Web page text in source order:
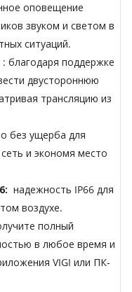
оповещение
звуком и светом в
ситуаций.
: благодаря поддержке
двустороннюю
трансляцию из
без ущерба для
и экономя место
надежность IP66 для
воздухе.
полный
в любое время и
VIGI или ПК-